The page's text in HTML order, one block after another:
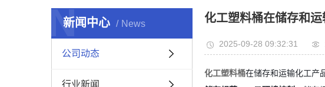
新闻中心 News
N
公司动态
行业新闻
化工塑料桶在储存和运
2025-09-28 09:32:31
化工塑料桶在储存和运输化工产